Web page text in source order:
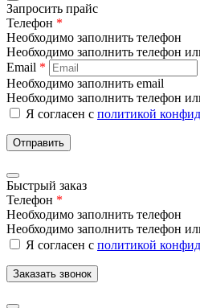
Запросить прайс
Телефон *
Необходимо заполнить телефон
Необходимо заполнить телефон
Email *
Необходимо заполнить email
Необходимо заполнить телефон
Я согласен с политикой
Отправить
Быстрый заказ
Телефон *
Необходимо заполнить телефон
Необходимо заполнить телефон
Я согласен с политикой
Заказать звонок